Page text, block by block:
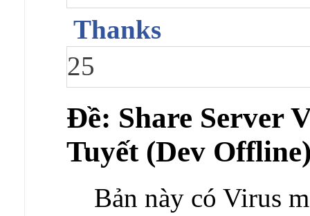
Thanks
25
Ðề: Share Server
Tuyết (Dev
Bản này có Virus